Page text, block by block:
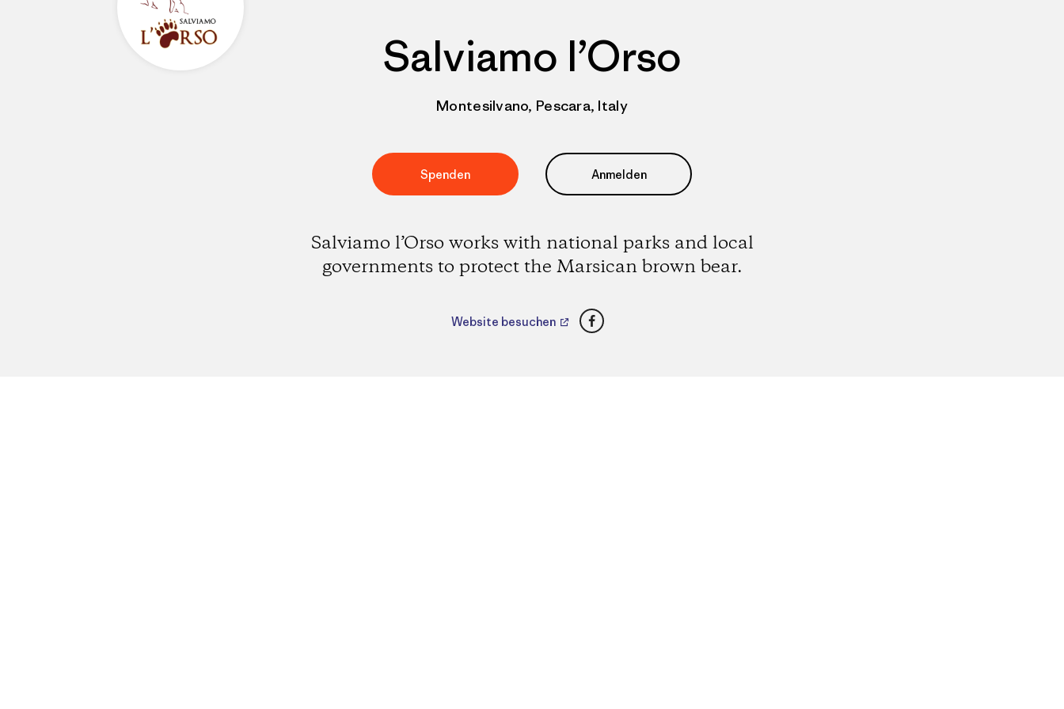
Salviamo l’Orso
Montesilvano, Pescara, Italy
Spenden Anmelden
Salviamo l’Orso works with national parks and local
governments to protect the Marsican brown bear.
Website besuchen Facebook